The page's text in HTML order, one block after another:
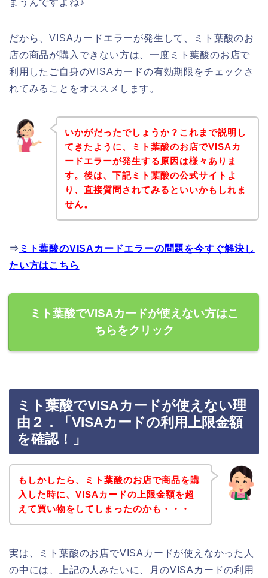
まうんですよね♪
だから、VISAカードエラーが発生して、ミト葉酸のお
店の商品が購入できない方は、一度ミト葉酸のお店で
利用したご自身のVISAカードの有効期限をチェックさ
れてみることをオススメします。
いかがだったでしょうか？これまで説明し
てきたように、ミト葉酸のお店でVISAカ
ードエラーが発生する原因は様々ありま
す。後は、下記ミト葉酸の公式サイトよ
り、直接質問されてみるといいかもしれま
せん。
⇒ ミト葉酸のVISAカードエラーの問題を今すぐ解決し
たい方はこちら
ミト葉酸でVISAカードが使えない方はこ
ちらをクリック
ミト葉酸でVISAカードが使えない理
由２．「VISAカードの利用上限金額
を確認！」
もしかしたら、ミト葉酸のお店で商品を購
入した時に、VISAカードの上限金額を超
えて買い物をしてしまったのかも・・・
実は、ミト葉酸のお店でVISAカードが使えなかった人
の中には、上記の人みたいに、月のVISAカードの利用